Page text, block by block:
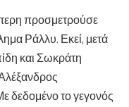
προσμετρούσε
Ράλλυ. Εκεί, μετά
και Σωκράτη
δεδομένο το γεγονός